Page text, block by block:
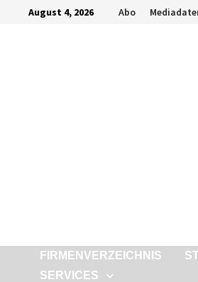
ZurückAugust 4, 2026 Abo
FIRMENVERZEICHNIS
SERVICES